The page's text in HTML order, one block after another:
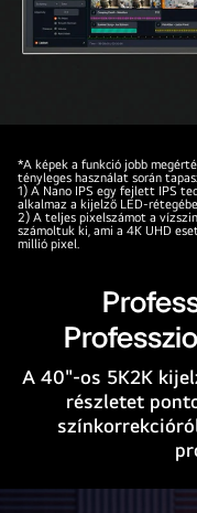
*A képek a funkció jobb
tényleges használat során
1) A Nano IPS egy fejlett IPS
alkalmaz a kijelző LED-
2) A teljes pixelszámot a
számoltuk ki, ami a 4K UHD
millió pixel.
A 40"-os 5K2K
részletet